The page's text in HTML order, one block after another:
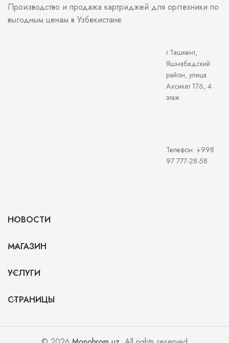
Производство и продажа картриджей для оргтехники по
выгодным ценам в Узбекистане
г.Ташкент,
Яшнабадский
район, улица
Ахсикат 176, 4
этаж
Телефон: +998
97 777-28-58
НОВОСТИ
МАГАЗИН
УСЛУГИ
СТРАНИЦЫ